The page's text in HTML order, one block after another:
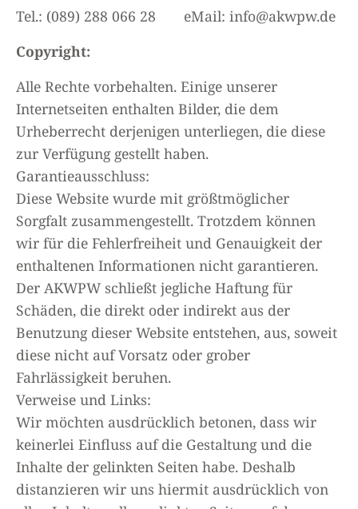
Tel.: (089) 288 066 28 eMail: info@akwpw.de
Copyright:
Alle Rechte vorbehalten. Einige unserer
Internetseiten enthalten Bilder, die dem
Urheberrecht derjenigen unterliegen, die diese
zur Verfügung gestellt haben.
Garantieausschluss:
Diese Website wurde mit größtmöglicher
Sorgfalt zusammengestellt. Trotzdem können
wir für die Fehlerfreiheit und Genauigkeit der
enthaltenen Informationen nicht garantieren.
Der AKWPW schließt jegliche Haftung für
Schäden, die direkt oder indirekt aus der
Benutzung dieser Website entstehen, aus, soweit
diese nicht auf Vorsatz oder grober
Fahrlässigkeit beruhen.
Verweise und Links:
Wir möchten ausdrücklich betonen, dass wir
keinerlei Einfluss auf die Gestaltung und die
Inhalte der gelinkten Seiten habe. Deshalb
distanzieren wir uns hiermit ausdrücklich von